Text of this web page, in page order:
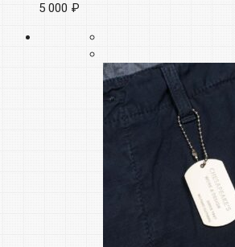
5 000 ₽